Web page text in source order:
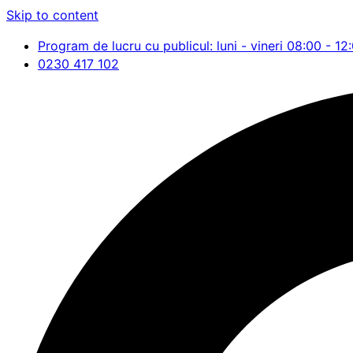
Skip to content
Program de lucru cu publicul: luni - vineri 08:00 -
0230 417 102